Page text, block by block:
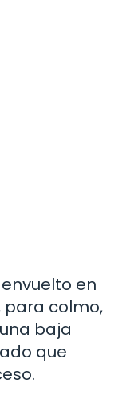
en
para colmo,
baja
que